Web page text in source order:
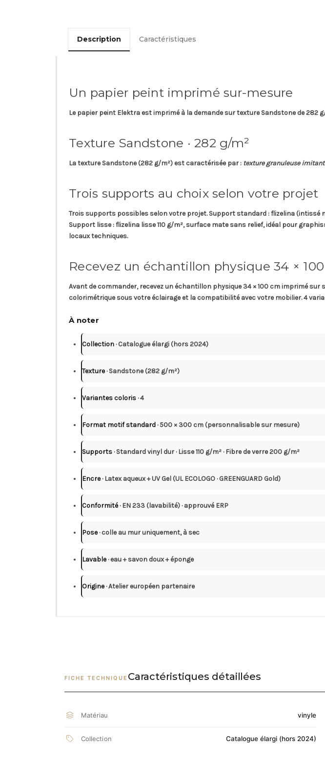
Description Caractéristiques
Un papier peint imprimé sur-mesure
Le papier peint Elektra est imprimé à la demande sur textureSandstonede282
Texture Sandstone · 282 g/m²
La textureSandstone(282 g/m²) est caractérisée par : texture granuleuse
Trois supports au choix selon votre projet
Trois supports possibles selon votre projet.Support standard : flizelina (intissé
Support lisse: flizelina lisse 110 g/m², surface mate sans relief, idéal pour
locaux techniques.
Recevez un échantillon physique 34 ×
Avant de commander, recevez un échantillon physique 34 × 100 cmimprimé sur
colorimétrique sous votre éclairage et la compatibilité avec votre mobilier. 4
À noter
Collection · Catalogue élargi (hors 2024)
Texture· Sandstone (282 g/m²)
Variantes coloris · 4
Format motif standard · 500 × 300 cm (personnalisable sur mesure)
Supports · Standard vinyl dur · Lisse 110 g/m² · Fibre de verre 200 g/m²
Encre· Latex aqueux + UV Gel (UL ECOLOGO · GREENGUARD Gold)
Conformité· EN 233 (lavabilité) · approuvé ERP
Pose· colle au mur uniquement, à sec
Lavable· eau + savon doux + éponge
Origine· Atelier européen partenaire
FICHE TECHNIQUE Caractéristiques détaillées
Matériau vinyle
Collection Catalogue élargi (hors 2024)